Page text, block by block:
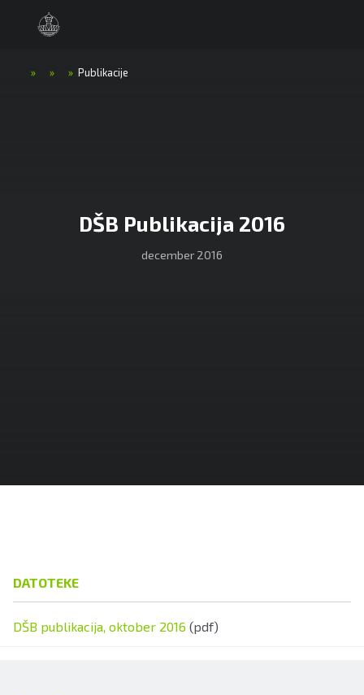
» » » Publikacije
DŠB Publikacija 2016
december 2016
DATOTEKE
DŠB publikacija, oktober 2016 (pdf)